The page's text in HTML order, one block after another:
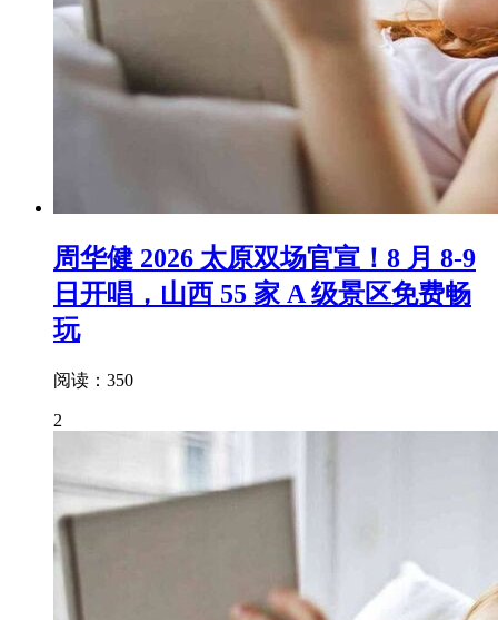
周华健 2026 太原双场官宣！8 月 8-9
日开唱，山西 55 家 A 级景区免费畅
玩
阅读：350
2